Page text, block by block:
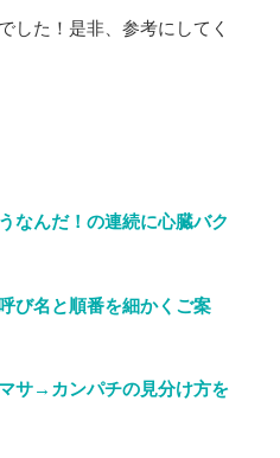
した！是非、参考にしてく
なんだ！の連続に心臓バク
び名と順番を細かくご案
サ→カンパチの見分け方を